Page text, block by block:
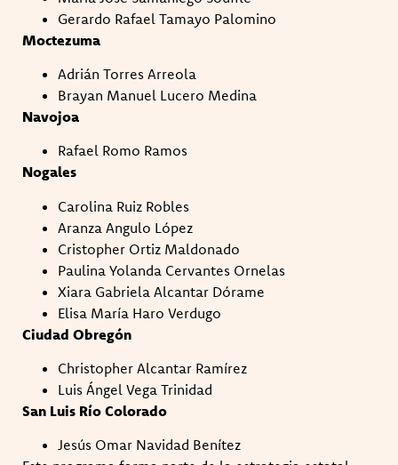
Gerardo Rafael Tamayo Palomino
Moctezuma
Adrián Torres Arreola
Brayan Manuel Lucero Medina
Navojoa
Rafael Romo Ramos
Nogales
Carolina Ruiz Robles
Aranza Angulo López
Cristopher Ortiz Maldonado
Paulina Yolanda Cervantes Ornelas
Xiara Gabriela Alcantar Dórame
Elisa María Haro Verdugo
Ciudad Obregón
Christopher Alcantar Ramírez
Luis Ángel Vega Trinidad
San Luis Río Colorado
Jesús Omar Navidad Benítez